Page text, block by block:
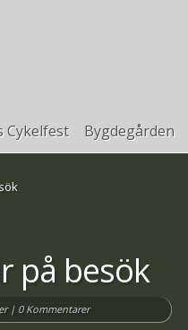
Cykelfest Bygdegården
på besök
| 0 Kommentarer